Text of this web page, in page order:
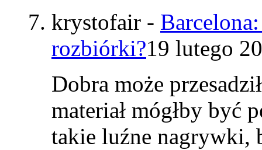
krystofair -
rozbiórki?19 lutego
Dobra może
materiał mógłby być
takie luźne nagrywki,